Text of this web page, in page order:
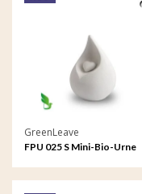
GreenLeave
FPU 025 S Mini-Bio-Urne